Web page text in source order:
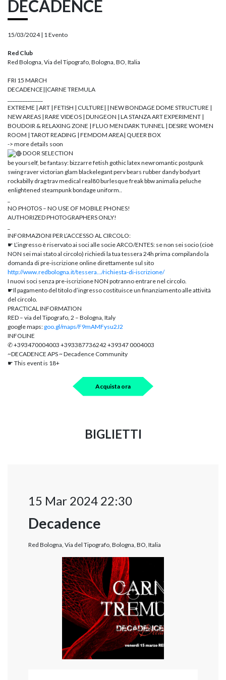
DECADENCE
15/03/2024 | 1 Evento
Red Club
Red Bologna, Via del Tipografo, Bologna, BO, Italia
FRI 15 MARCH
DECADENCE||CARNE TREMULA
EXTREME | ART | FETISH | CULTURE| | NEW BONDAGE DOME STRUCTURE |
NEW AREAS | RARE VIDEOS | DUNGEON | LA STANZA ART EXPERIMENT |
BOUDOIR & RELAXING ZONE | FLUO MEN DARK TUNNEL | DESIRE WOMEN
ROOM | TAROT READING | FEMDOM AREA| QUEER BOX
-> more details soon
DOOR SELECTION
be yourself, be fantasy: bizzarre fetish gothic latex newromantic postpunk
swing raver victorian glam blackelegant perv bears rubber dandy bodyart
rockabilly drag trav medical real80 burlesque freak bbw animalia peluche
enlightened steampunk bondage uniform..
NO PHOTOS – NO USE OF MOBILE PHONES!
AUTHORIZED PHOTOGRAPHERS ONLY!
INFORMAZIONI PER L’ACCESSO AL CIRCOLO:
☛ L’ingresso è riservato ai soci alle socie ARCO/ENTES: se non sei socio (cioè
NON sei mai stato al circolo) richiedi la tua tessera 24h prima compilando la
domanda di pre-iscrizione online direttamente sul sito
http://www.redbologna.it/tessera…/richiesta-di-iscrizione/
I nuovi soci senza pre-iscrizione NON potranno entrare nel circolo.
☛Il pagamento del titolo d’ingresso costituisce un finanziamento alle attività
del circolo.
PRACTICAL INFORMATION
RED – via del Tipografo, 2 – Bologna, Italy
google maps: goo.gl/maps/F9mAMFysu2J2
INFOLINE
✆ +393470004003 +393387736242 +39347 0004003
~DECADENCE APS ~ Decadence Community
☛ This event is 18+
Acquista ora
BIGLIETTI
15 Mar 2024 22:30
Decadence
Red Bologna, Via del Tipografo, Bologna, BO, Italia